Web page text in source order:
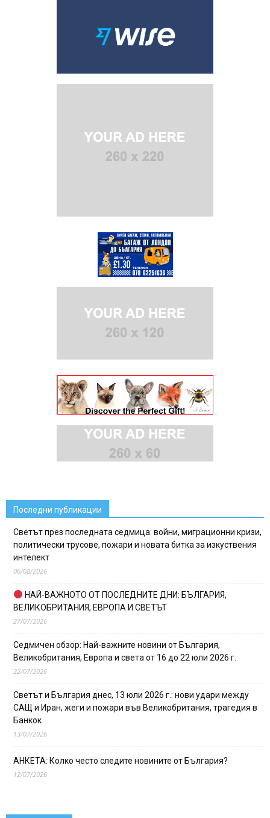
Последни публикации
Светът през последната седмица: войни, миграционни кризи,
политически трусове, пожари и новата битка за изкуствения
интелект
06/08/2026
НАЙ-ВАЖНОТО ОТ ПОСЛЕДНИТЕ ДНИ: БЪЛГАРИЯ,
ВЕЛИКОБРИТАНИЯ, ЕВРОПА И СВЕТЪТ
27/07/2026
Седмичен обзор: Най-важните новини от България,
Великобритания, Европа и света от 16 до 22 юли 2026 г.
22/07/2026
Светът и България днес, 13 юли 2026 г.: нови удари между
САЩ и Иран, жеги и пожари във Великобритания, трагедия в
Банкок
13/07/2026
АНКЕТА: Колко често следите новините от България?
12/07/2026